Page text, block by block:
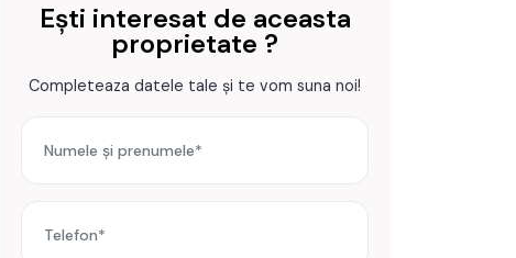
Ești interesat de aceasta
proprietate ?
Completeaza datele tale și te vom suna noi!